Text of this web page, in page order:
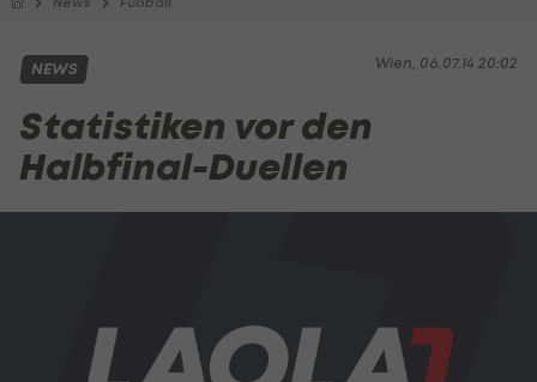
Wien, 06.07.14 20:02
NEWS
Statistiken vor den
Halbfinal-Duellen